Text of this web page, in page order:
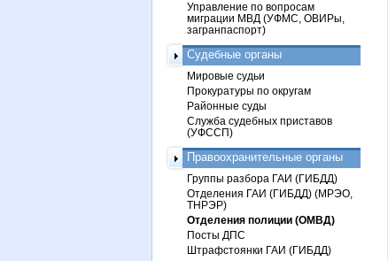
Управление по вопросам
миграции МВД (УФМС, ОВИРы,
загранпаспорт)
Судебные органы
Мировые судьи
Прокуратуры по округам
Районные суды
Служба судебных приставов
(УФССП)
Правоохранительные органы
Группы разбора ГАИ (ГИБДД)
Отделения ГАИ (ГИБДД) (МРЭО,
ТНРЭР)
Отделения полиции (ОМВД)
Посты ДПС
Штрафстоянки ГАИ (ГИБДД)